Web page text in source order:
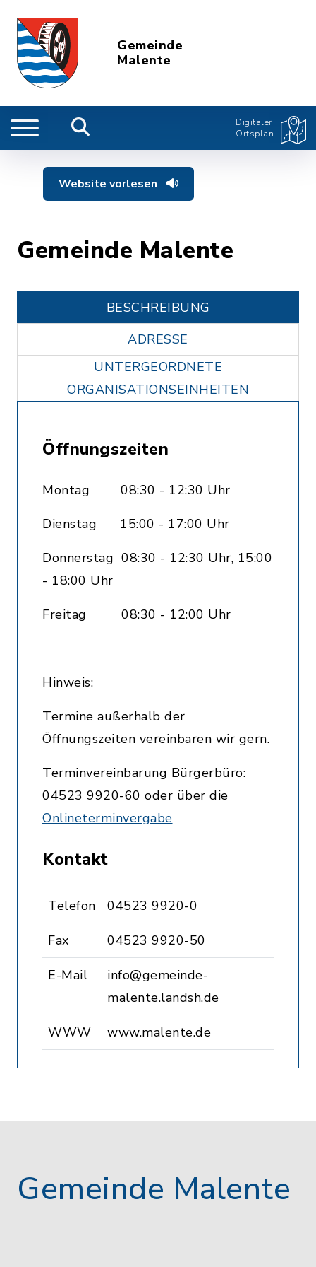
Gemeinde
Malente
Digitaler
Ortsplan
Website vorlesen
Gemeinde Malente
BESCHREIBUNG
ADRESSE
UNTERGEORDNETE
ORGANISATIONSEINHEITEN
Öffnungszeiten
Montag 08:30 - 12:30 Uhr
Dienstag 15:00 - 17:00 Uhr
Donnerstag 08:30 - 12:30 Uhr, 15:00
- 18:00 Uhr
Freitag 08:30 - 12:00 Uhr
Hinweis:
Termine außerhalb der
Öffnungszeiten vereinbaren wir gern.
Terminvereinbarung Bürgerbüro:
04523 9920-60 oder über die
Onlineterminvergabe
Kontakt
Telefon 04523 9920-0
Fax 04523 9920-50
E-Mail
info@gemeinde-
malente.landsh.de
WWW www.malente.de
Gemeinde Malente